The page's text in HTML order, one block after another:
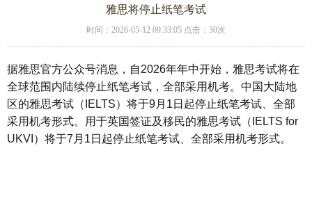
雅思将停止纸笔考试
时间：2026-05-12 09:33:05 点击： 30次
据雅思官方公众号消息， 自2026年年中开始，雅思考试将在
全球范围内陆续停止纸笔考试，全部采用机考。中国大陆地
区的雅思考试（IELTS）将于9月1日起停止纸笔考试、全部
采用机考形式。用于英国签证及移民的雅思考试（IELTS for
UKVI）将于7月1日起停止纸笔考试、全部采用机考形式。